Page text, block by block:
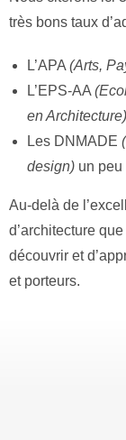
très bons taux
L’APA (Arts,
L’EPS-AA
en Architecture)
Les DNMADE
design) un peu
Au-delà de
d’architecture
découvrir et
et porteurs.